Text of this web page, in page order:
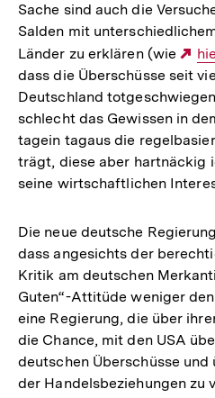
Sache sind auch die
Salden mit
Länder zu erklären (wie
dass die Überschüsse seit
Deutschland
schlecht das Gewissen in
tagein tagaus die
trägt, diese aber hartnäckig
seine wirtschaftlichen
Die neue deutsche
dass angesichts der
Kritik am deutschen
Guten“-Attitüde weniger
eine Regierung, die über
die Chance, mit den USA
deutschen Überschüsse
der Handelsbeziehungen zu